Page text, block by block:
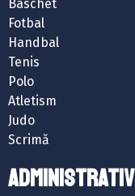
Baschet
Fotbal
Handbal
Tenis
Polo
Atletism
Judo
Scrimă
ADMINISTRATIV